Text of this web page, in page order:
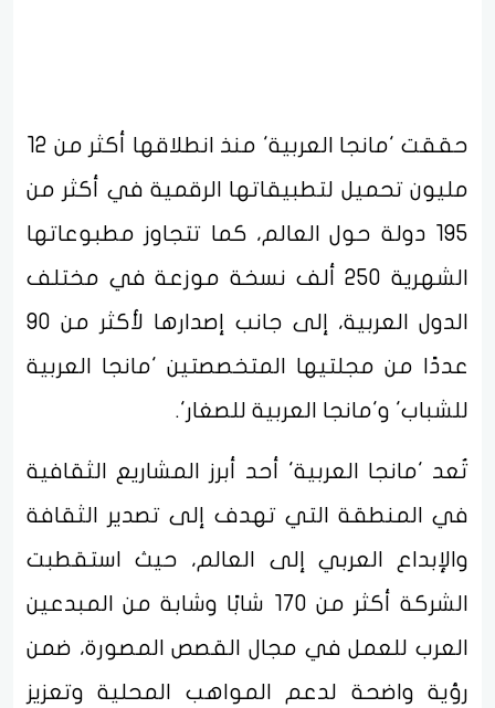
حققت 'مانجا العربية' منذ انطلاقها أكثر من 12
مليون تحميل لتطبيقاتها الرقمية في أكثر من
195 دولة حول العالم، كما تتجاوز مطبوعاتها
الشهرية 250 ألف نسخة موزعة في مختلف
الدول العربية، إلى جانب إصدارها لأكثر من 90
عددًا من مجلتيها المتخصصتين 'مانجا العربية
للشباب' و'مانجا العربية للصغار'.
تُعد 'مانجا العربية' أحد أبرز المشاريع الثقافية
في المنطقة التي تهدف إلى تصدير الثقافة
والإبداع العربي إلى العالم، حيث استقطبت
الشركة أكثر من 170 شابًا وشابة من المبدعين
العرب للعمل في مجال القصص المصورة، ضمن
رؤية واضحة لدعم المواهب المحلية وتعزيز